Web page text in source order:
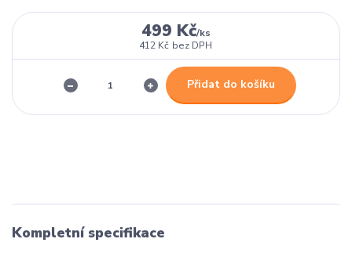
499 Kč/ks
412 Kč bez DPH
Přidat do košíku
Kompletní specifikace